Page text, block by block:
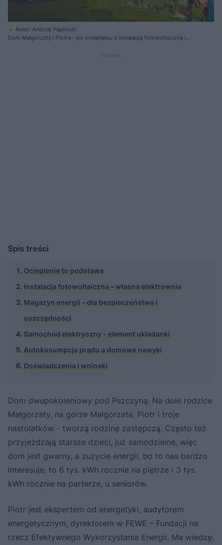
Autor: Andrzej Papliński
Dom Małgorzaty i Piotra - po ociepleniu, z instalacją fotowoltaiczną i
Spis treści
Ocieplenie to podstawa
Instalacja fotowoltaiczna – własna elektrownia
Magazyn energii – dla bezpieczeństwa i
oszczędności
Samochód elektryczny - element układanki
Autokosumpcja prądu a domowe nawyki
Doświadczenia i wnioski
Dom dwupokoleniowy pod Pszczyną. Na dole rodzice
Małgorzaty, na górze Małgorzata, Piotr i troje
nastolatków - tworzą rodzinę zastępczą. Często też
przyjeżdżają starsze dzieci, już samodzielne, więc
dom jest gwarny, a zużycie energii, bo to nas bardzo
interesuje, to 6 tys. kWh rocznie na piętrze i 3 tys.
kWh rocznie na parterze, u seniorów.
Piotr jest ekspertem od energetyki, audytorem
energetycznym, dyrektorem w FEWE – Fundacji na
rzecz Efektywnego Wykorzystania Energii. Ma wiedzę,